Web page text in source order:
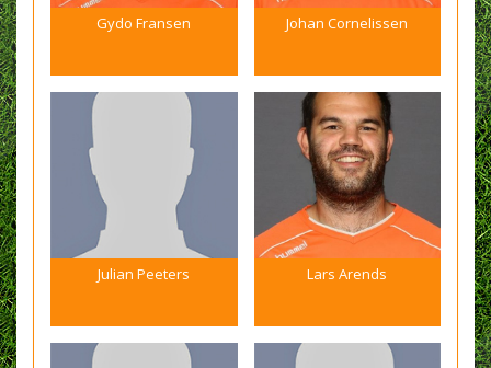
Gydo Fransen Johan Cornelissen
Julian Peeters Lars Arends